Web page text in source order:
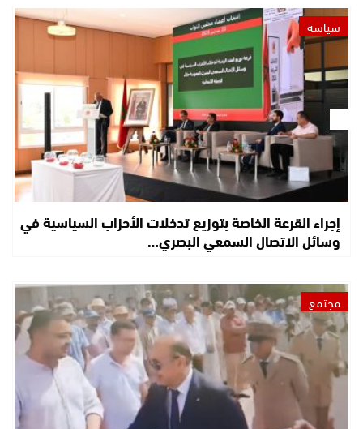
سياسة
إجراء القرعة الخاصة بتوزيع تدخلات الأحزاب السياسية في
وسائل الاتصال السمعي البصري…
مجتمع